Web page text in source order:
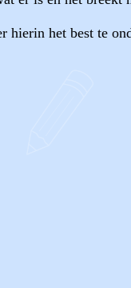
het best te